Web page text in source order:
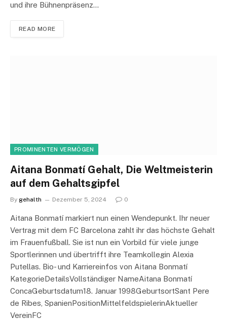
und ihre Bühnenpräsenz…
READ MORE
PROMINENTEN VERMÖGEN
Aitana Bonmatí Gehalt, Die Weltmeisterin
auf dem Gehaltsgipfel
By gehalth Dezember 5, 2024 0
Aitana Bonmatí markiert nun einen Wendepunkt. Ihr neuer
Vertrag mit dem FC Barcelona zahlt ihr das höchste Gehalt
im Frauenfußball. Sie ist nun ein Vorbild für viele junge
Sportlerinnen und übertrifft ihre Teamkollegin Alexia
Putellas. Bio- und Karriereinfos von Aitana Bonmatí
KategorieDetailsVollständiger NameAitana Bonmatí
ConcaGeburtsdatum18. Januar 1998GeburtsortSant Pere
de Ribes, SpanienPositionMittelfeldspielerinAktueller
VereinFC